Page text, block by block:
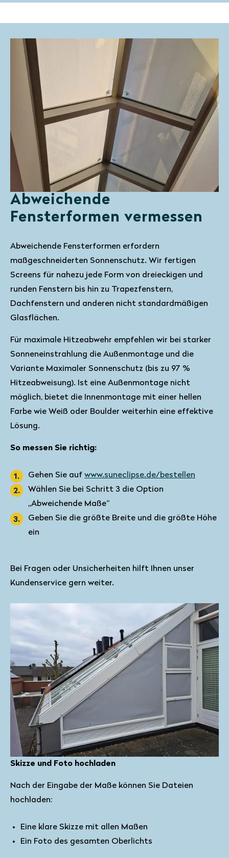
Abweichende
Fensterformen vermessen
Abweichende Fensterformen erfordern
maßgeschneiderten Sonnenschutz. Wir fertigen
Screens für nahezu jede Form von dreieckigen und
runden Fenstern bis hin zu Trapezfenstern,
Dachfenstern und anderen nicht standardmäßigen
Glasflächen.
Für maximale Hitzeabwehr empfehlen wir bei starker
Sonneneinstrahlung die Außenmontage und die
Variante Maximaler Sonnenschutz (bis zu 97 %
Hitzeabweisung). Ist eine Außenmontage nicht
möglich, bietet die Innenmontage mit einer hellen
Farbe wie Weiß oder Boulder weiterhin eine effektive
Lösung.
So messen Sie richtig:
Gehen Sie auf www.suneclipse.de/bestellen
Wählen Sie bei Schritt 3 die Option
„Abweichende Maße“
Geben Sie die größte Breite und die größte Höhe
ein
Bei Fragen oder Unsicherheiten hilft Ihnen unser
Kundenservice gern weiter.
Skizze und Foto hochladen
Nach der Eingabe der Maße können Sie Dateien
hochladen:
Eine klare Skizze mit allen Maßen
Ein Foto des gesamten Oberlichts